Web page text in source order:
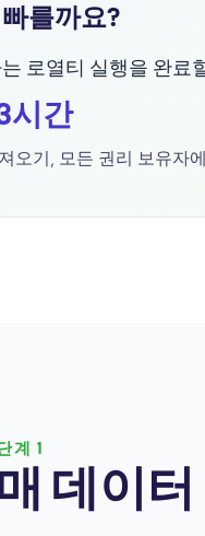
를까요?
로열티 실행을 완료
시간
오기, 모든 권리 보유자
계 1
데이터